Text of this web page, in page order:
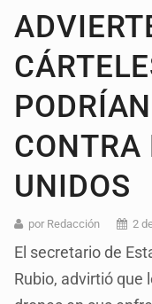
CONTRA
UNIDOS
por Redacción 2
El secretario de
Rubio, advirtió que